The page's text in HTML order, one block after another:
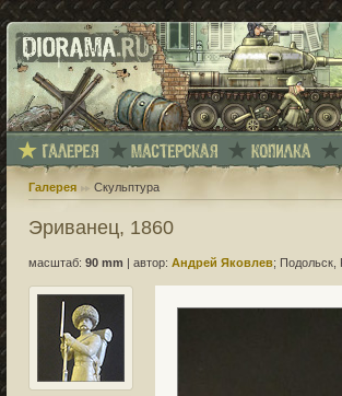
Галерея Скульптура
Эриванец, 1860
масштаб: 90 mm автор: Андрей Яковлев; Подольск,